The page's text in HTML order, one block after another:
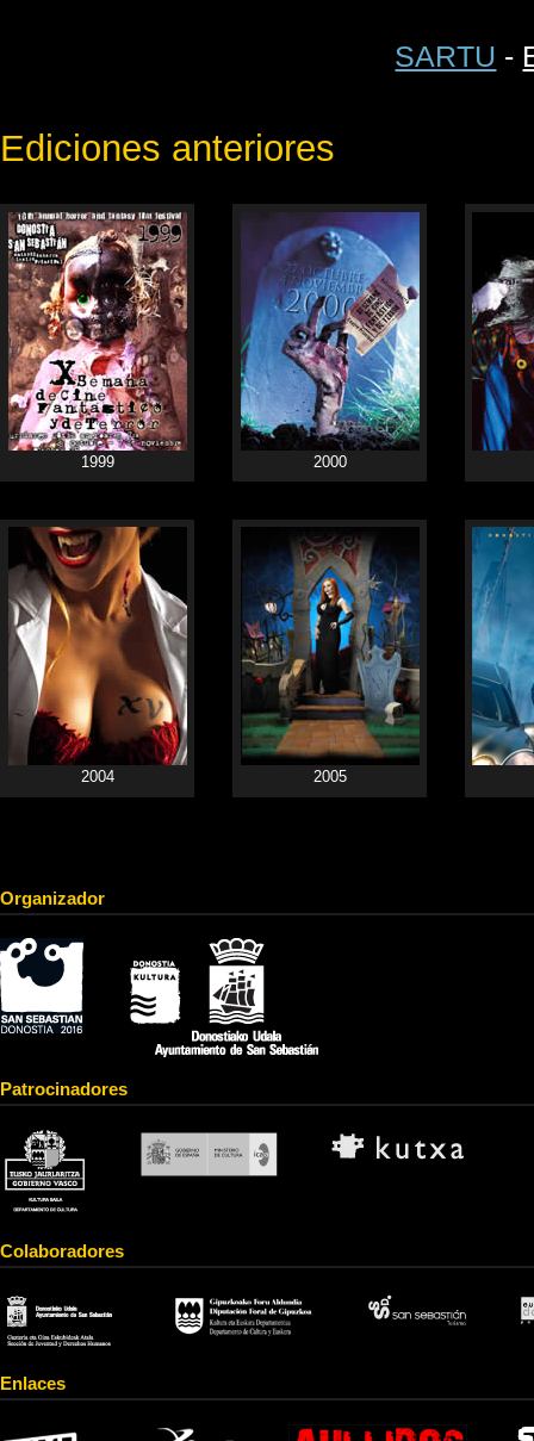
SARTU -
Ediciones anteriores
1999 2000
2004 2005
Organizador
Patrocinadores
Colaboradores
Enlaces